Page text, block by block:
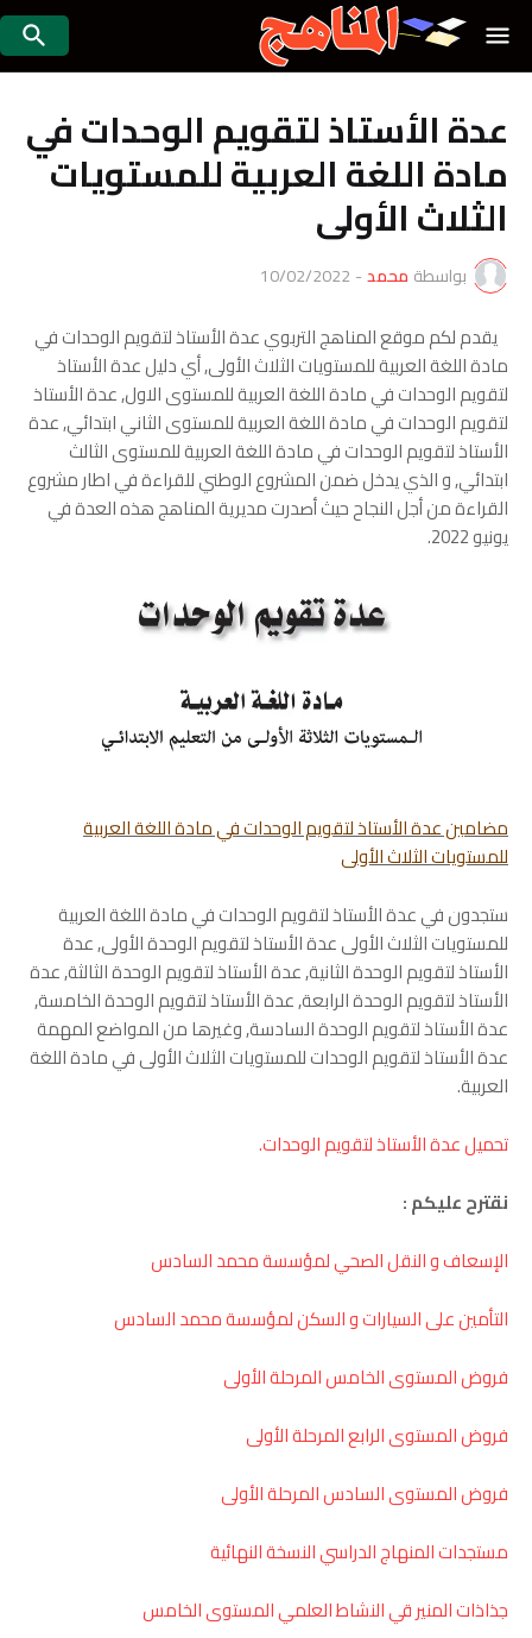
عدة الأستاذ لتقويم الوحدات في
مادة اللغة العربية للمستويات
الثلاث الأولى
بواسطة محمد-
10/02/2022
يقدم لكم موقع المناهج التربوي عدة الأستاذ لتقويم الوحدات في
مادة اللغة العربية للمستويات الثلاث الأولى, أي دليل عدة الأستاذ
لتقويم الوحدات في مادة اللغة العربية للمستوى الاول, عدة الأستاذ
لتقويم الوحدات في مادة اللغة العربية للمستوى الثاني ابتدائي, عدة
الأستاذ لتقويم الوحدات في مادة اللغة العربية للمستوى الثالث
ابتدائي, و الذي يدخل ضمن المشروع الوطني للقراءة في اطار مشروع
القراءة من أجل النجاح حيث أصدرت مديرية المناهج هذه العدة في
يونيو 2022.
مضامينعدة الأستاذ لتقويم الوحدات في مادة اللغة العربية
للمستويات الثلاث الأولى
ستجدون في عدة الأستاذ لتقويم الوحدات في مادة اللغة العربية
للمستويات الثلاث الأولى عدة الأستاذ لتقويم الوحدة الأولى, عدة
الأستاذ لتقويم الوحدة الثانية, عدة الأستاذ لتقويم الوحدة الثالثة, عدة
الأستاذ لتقويم الوحدة الرابعة, عدة الأستاذ لتقويم الوحدة الخامسة,
عدة الأستاذ لتقويم الوحدة السادسة, وغيرها من المواضع المهمة
عدة الأستاذ لتقويم الوحدات للمستويات الثلاث الأولى في مادة اللغة
العربية.
تحميل عدة الأستاذ لتقويم الوحدات.
نقترح عليكم :
الإسعاف و النقل الصحي لمؤسسة محمد السادس
التأمين على السيارات و السكن لمؤسسة محمد السادس
فروض المستوى الخامس المرحلة الأولى
فروض المستوى الرابع المرحلة الأولى
فروض المستوى السادس المرحلة الأولى
مستجدات المنهاج الدراسي النسخة النهائية
جذاذات المنير قي النشاط العلمي المستوى الخامس